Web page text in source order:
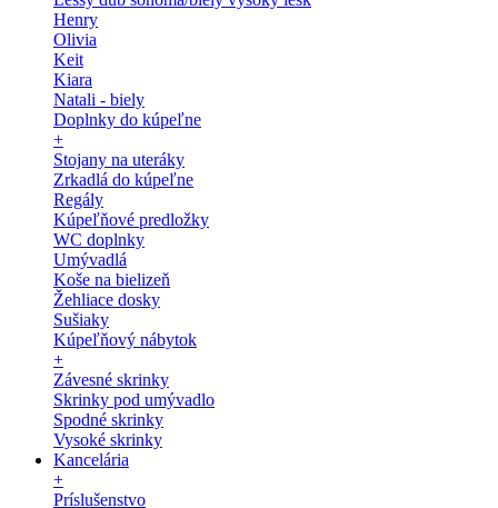
Henry
Olivia
Keit
Kiara
Natali - biely
Doplnky do kúpeľne
+
Stojany na uteráky
Zrkadlá do kúpeľne
Regály
Kúpeľňové predložky
WC doplnky
Umývadlá
Koše na bielizeň
Žehliace dosky
Sušiaky
Kúpeľňový nábytok
+
Závesné skrinky
Skrinky pod umývadlo
Spodné skrinky
Vysoké skrinky
Kancelária
+
Príslušenstvo